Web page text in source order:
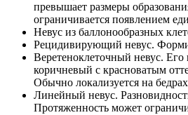
превышает размеры
ограничивается появлением
Невус из баллонообразных
Рецидивирующий невус.
Веретеноклеточный невус.
коричневый с красноватым
Обычно локализуется на
Линейный невус.
Протяженность может